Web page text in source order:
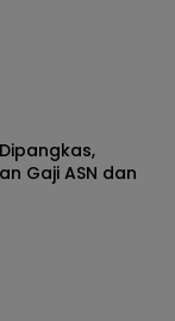
Gaji ASN dan